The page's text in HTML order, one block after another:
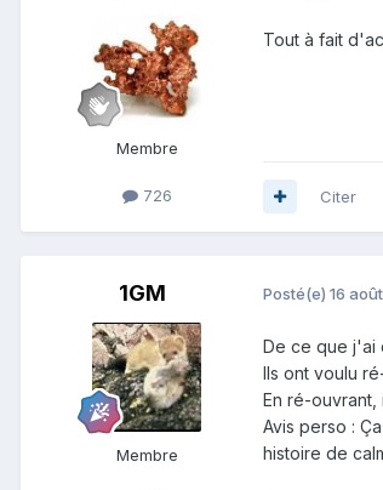
Membre
726
Tout à fait
Citer
1GM
Membre
Posté(e) 16
De ce que j'ai
Ils ont voulu
En ré-
Avis perso :
histoire de